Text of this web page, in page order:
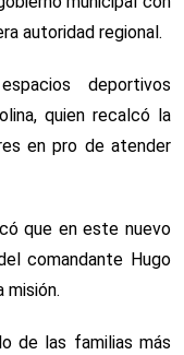
autoridad regional.
deportivos
quien recalcó la
en pro de atender
que en este nuevo
comandante Hugo
misión.
de las familias más